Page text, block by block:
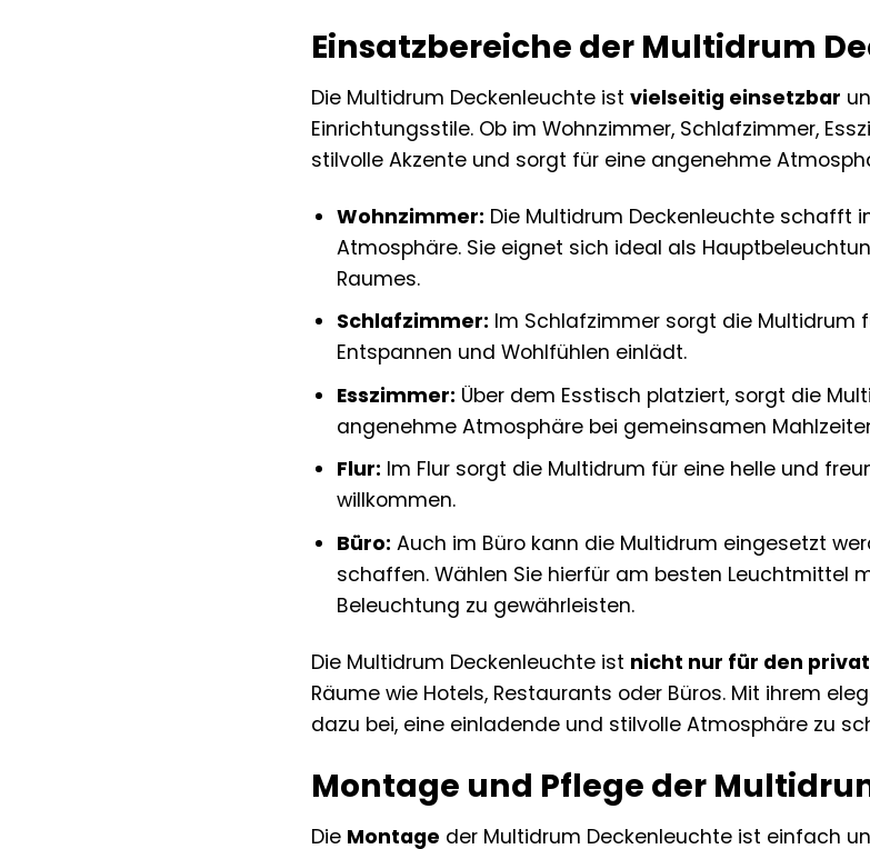
Einsatzbereiche der Multidrum
Die Multidrum Deckenleuchte istvielseitig einsetzbar
Einrichtungsstile. Ob im Wohnzimmer, Schlafzimmer,
stilvolle Akzente und sorgt für eine angenehme
Wohnzimmer: Die Multidrum Deckenleuchte schafft
Atmosphäre. Sie eignet sich ideal als
Raumes.
Schlafzimmer: Im Schlafzimmer sorgt die Multidrum
Entspannen und Wohlfühlen einlädt.
Esszimmer: Über dem Esstisch platziert, sorgt die
angenehme Atmosphäre bei gemeinsamen
Flur: Im Flur sorgt die Multidrum für eine helle und
willkommen.
Büro: Auch im Büro kann die Multidrum eingesetzt
schaffen. Wählen Sie hierfür am besten Leuchtmittel
Beleuchtung zu gewährleisten.
Die Multidrum Deckenleuchte ist nicht nur für den
Räume wie Hotels, Restaurants oder Büros. Mit ihrem
dazu bei, eine einladende und stilvolle Atmosphäre zu
Montage und Pflege der
Die Montage der Multidrum Deckenleuchte ist einfach